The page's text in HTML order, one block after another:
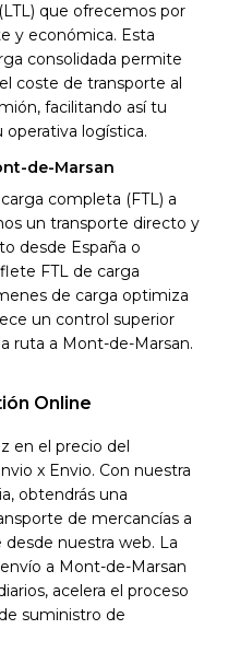
que ofrecemos por
y económica. Esta
consolidada permite
coste de transporte al
facilitando así tu
logística.
de-Marsan
completa (FTL) a
un transporte directo y
desde España o
FTL de carga
de carga optimiza
un control superior
ruta a Mont-de-Marsan.
Online
en el precio del
x Envio. Con nuestra
obtendrás una
de mercancías a
nuestra web. La
a Mont-de-Marsan
acelera el proceso
suministro de